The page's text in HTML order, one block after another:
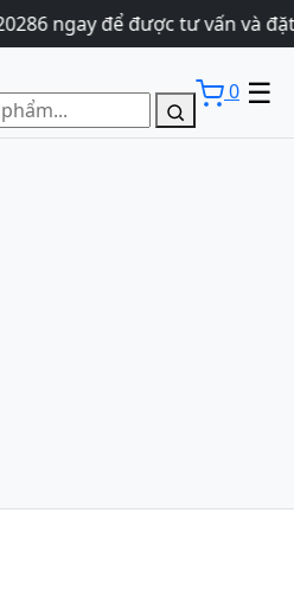
ngay để được tư vấn và
0 ☰